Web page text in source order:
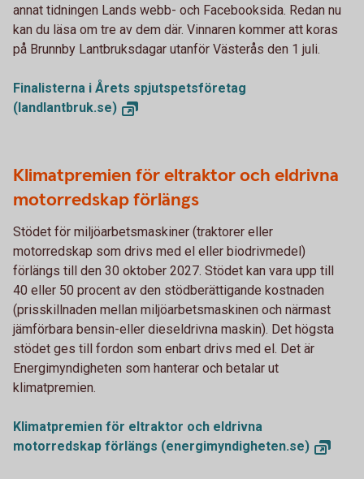
annat tidningen Lands webb- och Facebooksida. Redan nu
kan du läsa om tre av dem där. Vinnaren kommer att koras
på Brunnby Lantbruksdagar utanför Västerås den 1 juli.
Finalisterna i Årets spjutspetsföretag
(landlantbruk.se)
Klimatpremien för eltraktor och eldrivna
motorredskap förlängs
Stödet för miljöarbetsmaskiner (traktorer eller
motorredskap som drivs med el eller biodrivmedel)
förlängs till den 30 oktober 2027. Stödet kan vara upp till
40 eller 50 procent av den stödberättigande kostnaden
(prisskillnaden mellan miljöarbetsmaskinen och närmast
jämförbara bensin-eller dieseldrivna maskin). Det högsta
stödet ges till fordon som enbart drivs med el. Det är
Energimyndigheten som hanterar och betalar ut
klimatpremien.
Klimatpremien för eltraktor och eldrivna
motorredskap förlängs (energimyndigheten.se)